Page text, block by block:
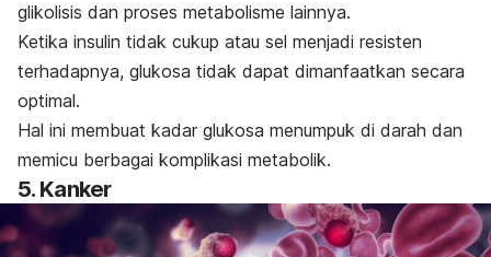
glikolisis dan proses metabolisme lainnya.
Ketika insulin tidak cukup atau sel menjadi resisten
terhadapnya, glukosa tidak dapat dimanfaatkan secara
optimal.
Hal ini membuat kadar glukosa menumpuk di darah dan
memicu berbagai komplikasi metabolik.
5. Kanker